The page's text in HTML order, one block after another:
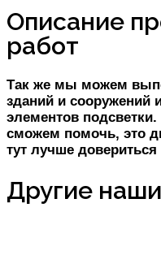
Описание
работ
Так же мы можем
зданий и сооружений
элементов
сможем помочь, это
тут лучше
Другие